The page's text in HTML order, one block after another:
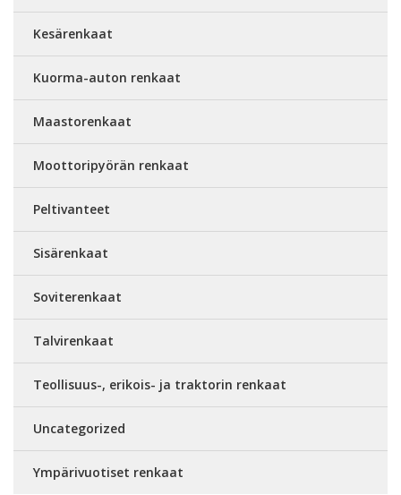
Kesärenkaat
Kuorma-auton renkaat
Maastorenkaat
Moottoripyörän renkaat
Peltivanteet
Sisärenkaat
Soviterenkaat
Talvirenkaat
Teollisuus-, erikois- ja traktorin renkaat
Uncategorized
Ympärivuotiset renkaat